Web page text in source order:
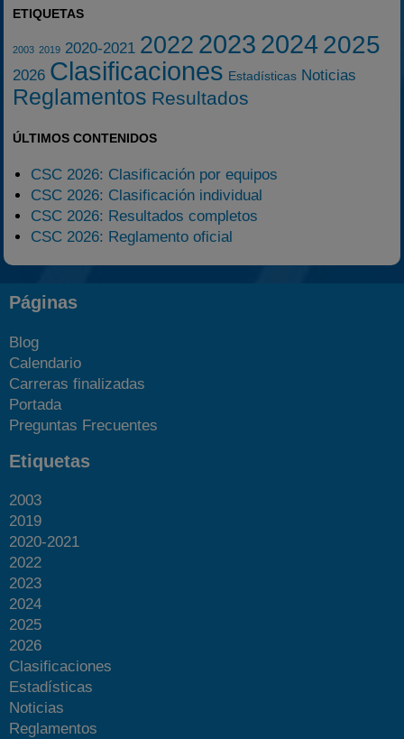
ETIQUETAS
2003 2019 2020-2021 2022 2023 20242025
2026 Clasificaciones Estadísticas Noticias
Reglamentos Resultados
ÚLTIMOS CONTENIDOS
CSC 2026: Clasificación por equipos
CSC 2026: Clasificación individual
CSC 2026: Resultados completos
CSC 2026: Reglamento oficial
Páginas
Blog
Calendario
Carreras finalizadas
Portada
Preguntas Frecuentes
Etiquetas
2003
2019
2020-2021
2022
2023
2024
2025
2026
Clasificaciones
Estadísticas
Noticias
Reglamentos